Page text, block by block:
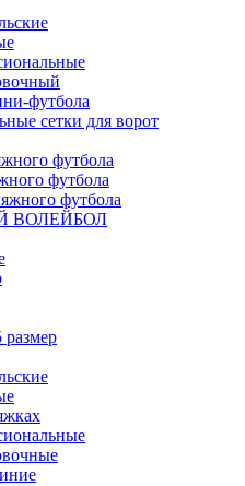
футбола
сетки для ворот
футбола
футбола
футбола
ВОЛЕЙБОЛ
размер